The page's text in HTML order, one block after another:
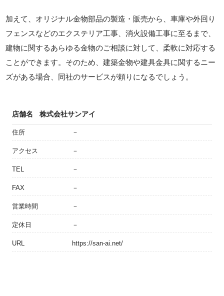
加えて、オリジナル金物部品の製造・販売から、車庫や外回り
フェンスなどのエクステリア工事、消火設備工事に至るまで、
建物に関するあらゆる金物のご相談に対して、柔軟に対応する
ことができます。そのため、建築金物や建具金具に関するニー
ズがある場合、同社のサービスが頼りになるでしょう。
店舗名 株式会社サンアイ
住所 －
アクセス －
TEL －
FAX －
営業時間 －
定休日 －
URL https://san-ai.net/